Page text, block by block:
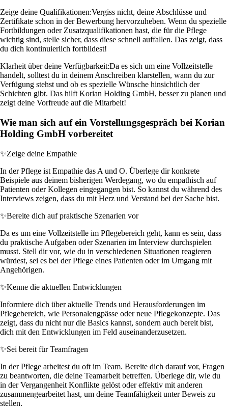
Zeige deine Qualifikationen:Vergiss nicht, deine Abschlüsse und
Zertifikate schon in der Bewerbung hervorzuheben. Wenn du spezielle
Fortbildungen oder Zusatzqualifikationen hast, die für die Pflege
wichtig sind, stelle sicher, dass diese schnell auffallen. Das zeigt, dass
du dich kontinuierlich fortbildest!
Klarheit über deine Verfügbarkeit:Da es sich um eine Vollzeitstelle
handelt, solltest du in deinem Anschreiben klarstellen, wann du zur
Verfügung stehst und ob es spezielle Wünsche hinsichtlich der
Schichten gibt. Das hilft Korian Holding GmbH, besser zu planen und
zeigt deine Vorfreude auf die Mitarbeit!
Wie man sich auf ein Vorstellungsgespräch bei Korian
Holding GmbH vorbereitet
✨Zeige deine Empathie
In der Pflege ist Empathie das A und O. Überlege dir konkrete
Beispiele aus deinem bisherigen Werdegang, wo du empathisch auf
Patienten oder Kollegen eingegangen bist. So kannst du während des
Interviews zeigen, dass du mit Herz und Verstand bei der Sache bist.
✨Bereite dich auf praktische Szenarien vor
Da es um eine Vollzeitstelle im Pflegebereich geht, kann es sein, dass
du praktische Aufgaben oder Szenarien im Interview durchspielen
musst. Stell dir vor, wie du in verschiedenen Situationen reagieren
würdest, sei es bei der Pflege eines Patienten oder im Umgang mit
Angehörigen.
✨Kenne die aktuellen Entwicklungen
Informiere dich über aktuelle Trends und Herausforderungen im
Pflegebereich, wie Personalengpässe oder neue Pflegekonzepte. Das
zeigt, dass du nicht nur die Basics kannst, sondern auch bereit bist,
dich mit den Entwicklungen im Feld auseinanderzusetzen.
✨Sei bereit für Teamfragen
In der Pflege arbeitest du oft im Team. Bereite dich darauf vor, Fragen
zu beantworten, die deine Teamarbeit betreffen. Überlege dir, wie du
in der Vergangenheit Konflikte gelöst oder effektiv mit anderen
zusammengearbeitet hast, um deine Teamfähigkeit unter Beweis zu
stellen.